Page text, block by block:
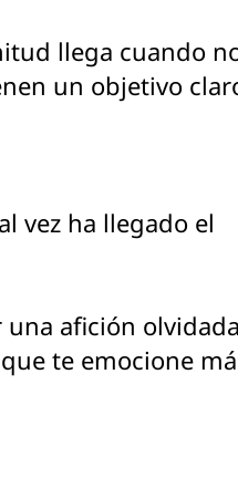
llega cuando
un objetivo
vez ha llegado el
afición
te emocione